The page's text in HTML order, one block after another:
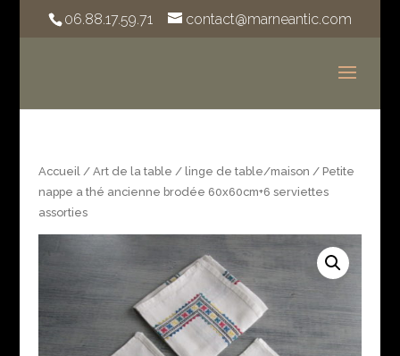
06.88.17.59.71 contact@marneantic.com
Accueil/ Art de la table / linge de table/maison / Petite
nappe a thé ancienne brodée 60x60cm+6 serviettes
assorties